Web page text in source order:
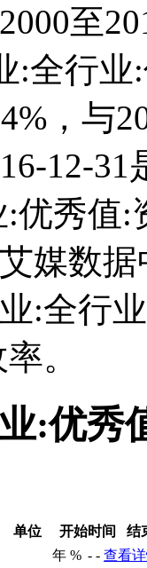
至
:全行
，与
12-
优秀值
媒数
:全行
。
:优秀
单位 开始时间
结
年 % - - 查看